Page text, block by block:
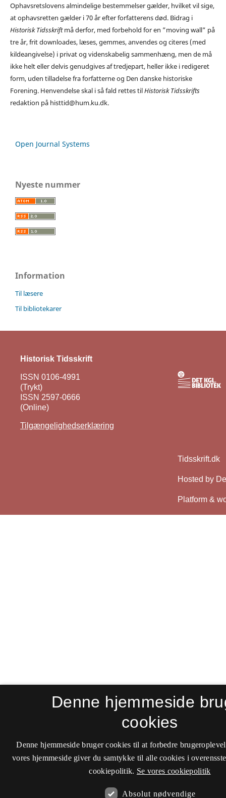
Ophavsretslovens almindelige bestemmelser gælder, hvilket vil sige,
at ophavsretten gælder i 70 år efter forfatterens død. Bidrag i
Historisk Tidsskriftmå derfor, med forbehold for en ”moving wall” på
tre år, frit downloades, læses, gemmes, anvendes og citeres (med
kildeangivelse) i privat og videnskabelig sammenhæng, men de må
ikke helt eller delvis genudgives af tredjepart, heller ikke i redigeret
form, uden tilladelse fra forfatterne og Den danske historiske
Forening. Henvendelse skal i så fald rettes tilHistorisk Tidsskrifts
redaktion på histtid@hum.ku.dk.
Open Journal Systems
Nyeste nummer
Information
Til læsere
Til bibliotekarer
Historisk Tidsskrift
ISSN 0106-4991
(Trykt)
ISSN 2597-0666
(Online)
Tilgængelighedserklæring
Denne hjemmeside
cookies
Denne hjemmeside bruger cookies til at forbedre
vores hjemmeside giver du samtykke til alle cookies i
cookiepolitik. Se vores cookiepolitik
Absolut nødvendige